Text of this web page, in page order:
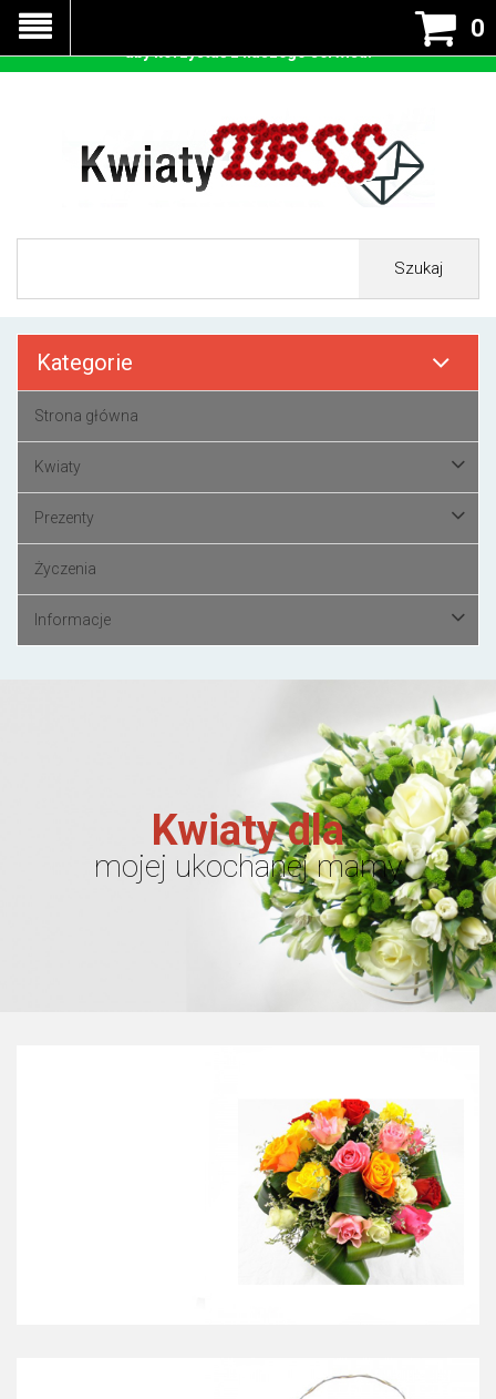
0
Szukaj
Kategorie
Strona główna
Kwiaty
Prezenty
Życzenia
Informacje
Kwiaty dla
mojej ukochanej mamy
Nasza strona korzysta z cookies - czyli tzw ciastek w celu
prawidłowego działania. Zaakceptuj przyjmowanie cookies
aby korzystać z naszego serwisu.